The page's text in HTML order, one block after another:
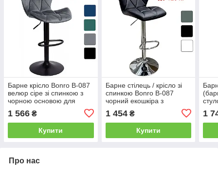
Барне крісло Bonro B-087
велюр сіре зі спинкою з
чорною основою для
ресторану
1 566 ₴
Купити
Барне стілець / крісло зі
спинкою Bonro B-087
чорний екошкіра з
регулюванням висоти для
кухні, бару, салону
1 454₴
Купити
1
Про нас